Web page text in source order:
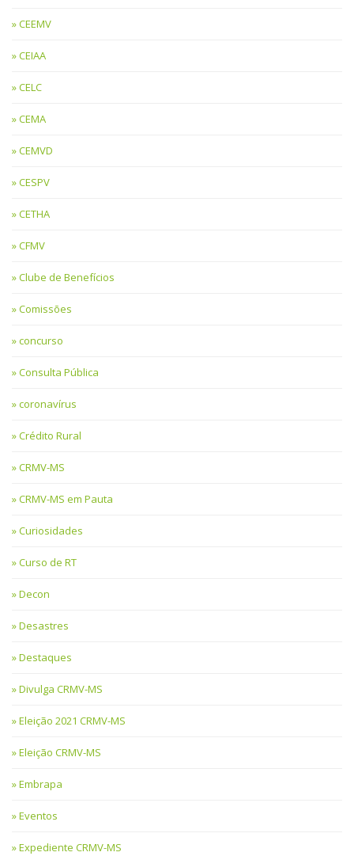
CEEMV
CEIAA
CELC
CEMA
CEMVD
CESPV
CETHA
CFMV
Clube de Benefícios
Comissões
concurso
Consulta Pública
coronavírus
Crédito Rural
CRMV-MS
CRMV-MS em Pauta
Curiosidades
Curso de RT
Decon
Desastres
Destaques
Divulga CRMV-MS
Eleição 2021 CRMV-MS
Eleição CRMV-MS
Embrapa
Eventos
Expediente CRMV-MS